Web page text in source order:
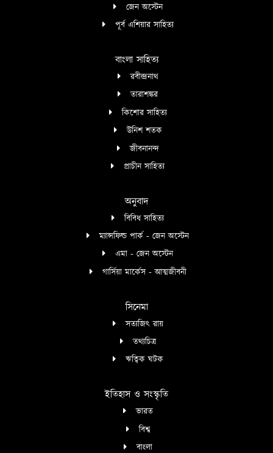
জেন অস্টেন
পূর্ব এশিয়ার সাহিত্য
বাংলা সাহিত্য
রবীন্দ্রনাথ
তারাশঙ্কর
কিশোর সাহিত্য
উনিশ শতক
জীবনানন্দ
প্রাচীন সাহিত্য
অনুবাদ
বিবিধ সাহিত্য
ম্যান্সফিল্ড পার্ক - জেন অস্টেন
এমা - জেন অস্টেন
গার্সিয়া মার্কেস - আত্মজীবনী
সিনেমা
সত্যজিৎ রায়
তথ্যচিত্র
ঋত্বিক ঘটক
ইতিহাস ও সংস্কৃতি
ভারত
বিশ্ব
বাংলা